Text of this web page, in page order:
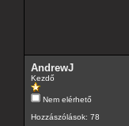
AndrewJ
Kezdő
Nem elérhető
Hozzászólások: 78